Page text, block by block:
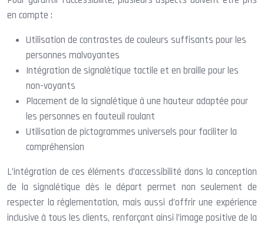
en compte :
Utilisation de contrastes de couleurs suffisants pour les
personnes malvoyantes
Intégration de signalétique tactile et en braille pour les
non-voyants
Placement de la signalétique à une hauteur adaptée pour
les personnes en fauteuil roulant
Utilisation de pictogrammes universels pour faciliter la
compréhension
L’intégration de ces éléments d’accessibilité dans la conception
de la signalétique dès le départ permet non seulement de
respecter la réglementation, mais aussi d’offrir une expérience
inclusive à tous les clients, renforçant ainsi l’image positive de la